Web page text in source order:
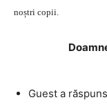
noștri copii.
Guest a răspuns